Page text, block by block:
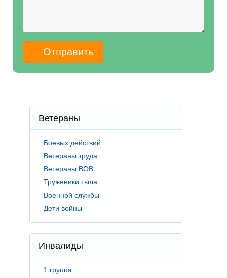
Ветераны
Боевых действий
Ветераны труда
Ветераны ВОВ
Труженики тыла
Военной службы
Дети войны
Инвалиды
1 группа